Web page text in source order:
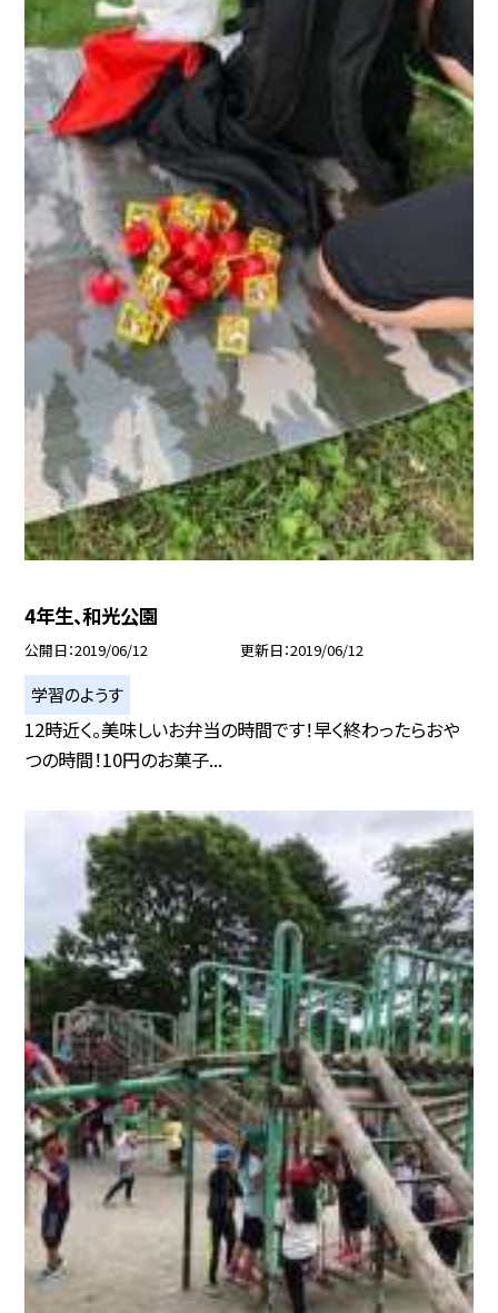
4年生、和光公園
公開日 2019/06/12 更新日 2019/06/12
学習のようす
12時近く。美味しいお弁当の時間です！早く終わったらおや
つの時間！10円のお菓子...